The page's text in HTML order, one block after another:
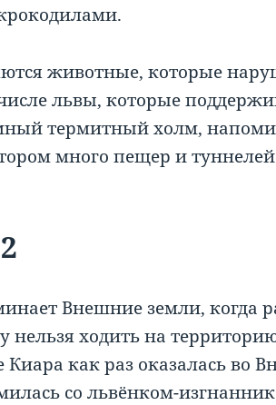
животные, которые
львы, которые
термитный холм,
много пещер и
Внешние земли, когда
нельзя ходить на
Киара как раз оказалась во
со львёнком-